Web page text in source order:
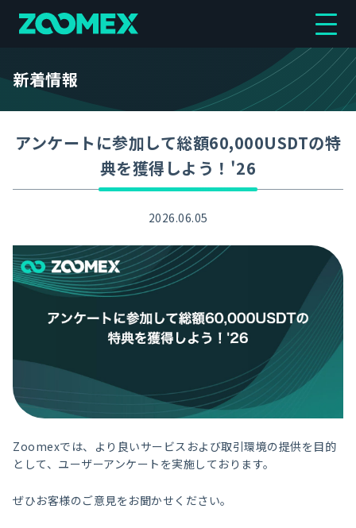
新着情報
アンケートに参加して総額60,000USDTの特
典を獲得しよう！'26
2026.06.05
Zoomexでは、より良いサービスおよび取引環境の提供を目的
として、ユーザーアンケートを実施しております。
ぜひお客様のご意見をお聞かせください。